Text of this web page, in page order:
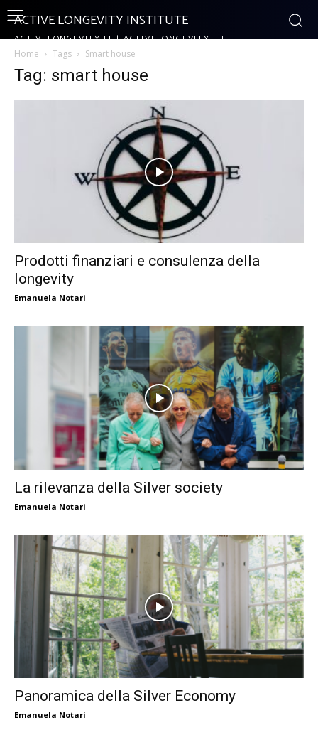
ACTIVE LONGEVITY INSTITUTE
ACTIVELONGEVITY.IT | ACTIVELONGEVITY.EU
Home Tags Smart house
Tag: smart house
Prodotti finanziari e consulenza della
longevity
Emanuela Notari
La rilevanza della Silver society
Emanuela Notari
Panoramica della Silver Economy
Emanuela Notari